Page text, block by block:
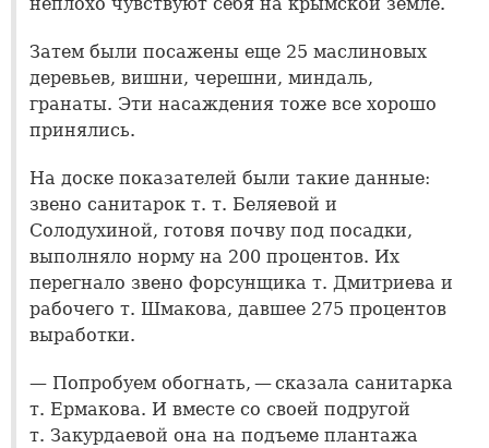
Затем были посажены еще 25 маслиновых
деревьев, вишни, черешни, миндаль,
гранаты. Эти насаждения тоже все хорошо
принялись.
На доске показателей были такие данные:
звено санитарок т. т. Беляевой и
Солодухиной, готовя почву под посадки,
выполняло норму на 200 процентов. Их
перегнало звено форсунщика т. Дмитриева и
рабочего т. Шмакова, давшее 275 процентов
выработки.
— Попробуем обогнать, — сказала санитарка
т. Ермакова. И вместе со своей подругой
т. Закурдаевой она на подъеме плантажа